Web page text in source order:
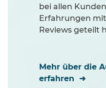
bei allen
Erfahrungen
Reviews geteilt
Mehr über die
erfahren